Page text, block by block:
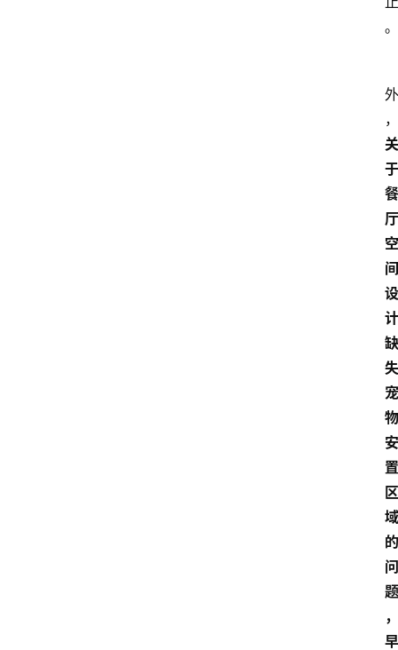
。
外
，
关
于
餐
厅
空
间
设
计
缺
失
宠
物
安
置
区
域
的
问
题
，
早